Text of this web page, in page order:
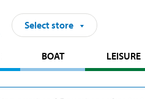
Select store
BOAT LEISURE